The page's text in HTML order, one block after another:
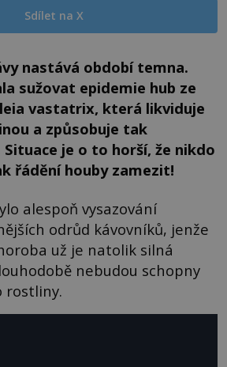
Sdílet na X
nastává období temna.
sužovat epidemie hub ze
vastatrix, která likviduje
a způsobuje tak
je o to horší, že nikdo
řádění houby zamezit!
alespoň vysazování
odrůd kávovníků, jenže
už je natolik silná
nebudou schopny
rostliny.